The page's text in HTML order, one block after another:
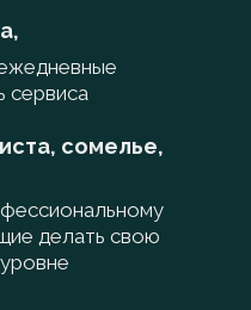
сервиса
сомелье,
делать свою